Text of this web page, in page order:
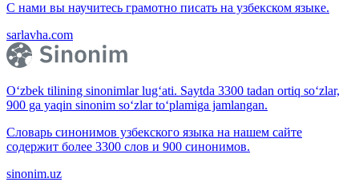
С нами вы научитесь грамотно писать на узбекском языке.
sarlavha.com
O‘zbek tilining sinonimlar lug‘ati. Saytda 3300 tadan ortiq so‘zlar,
900 ga yaqin sinonim so‘zlar to‘plamiga jamlangan.
Словарь синонимов узбекского языка на нашем сайте
содержит более 3300 слов и 900 синонимов.
sinonim.uz